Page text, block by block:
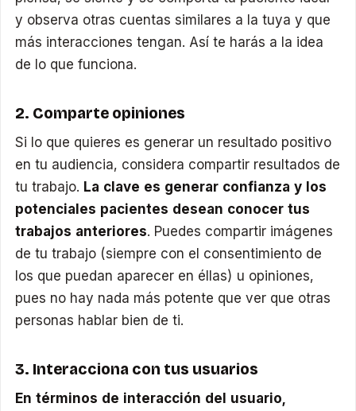
y observa otras cuentas similares a la tuya y que
más interacciones tengan. Así te harás a la idea
de lo que funciona.
2. Comparte opiniones
Si lo que quieres es generar un resultado positivo
en tu audiencia, considera compartir resultados de
tu trabajo. La clave es generar confianza y los
potenciales pacientes desean conocer tus
trabajos anteriores. Puedes compartir imágenes
de tu trabajo (siempre con el consentimiento de
los que puedan aparecer en éllas) u opiniones,
pues no hay nada más potente que ver que otras
personas hablar bien de ti.
3. Interacciona con tus usuarios
En términos de interacción del usuario,